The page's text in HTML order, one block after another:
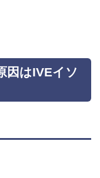
因はIVEイソ